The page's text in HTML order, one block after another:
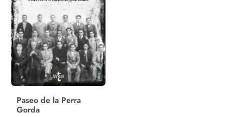
Paseo de la Perra
Gorda